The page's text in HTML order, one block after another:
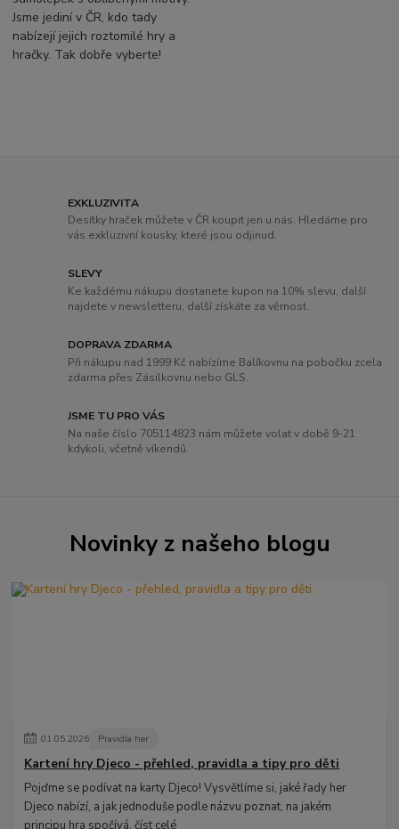
Jsme jediní v ČR, kdo tady
nabízejí jejich roztomilé hry a
hračky. Tak dobře vyberte!
EXKLUZIVITA
Desítky hraček můžete v ČR koupit jen u nás. Hledáme pro
vás exkluzivní kousky, které jsou odjinud.
SLEVY
Ke každému nákupu dostanete kupon na 10% slevu, další
najdete v newsletteru, další získáte za věrnost.
DOPRAVA ZDARMA
Při nákupu nad 1999 Kč nabízíme Balíkovnu na pobočku zcela
zdarma přes Zásilkovnu nebo GLS.
JSME TU PRO VÁS
Na naše číslo 705114823 nám můžete volat v době 9-21
kdykoli, včetně víkendů.
Novinky z našeho blogu
01.05.2026 Pravidla her
Kartení hry Djeco - přehled, pravidla a tipy pro děti
Pojďme se podívat na karty Djeco! Vysvětlíme si, jaké řady her
Djeco nabízí, a jak jednoduše podle názvu poznat, na jakém
principu hra spočívá.číst celé